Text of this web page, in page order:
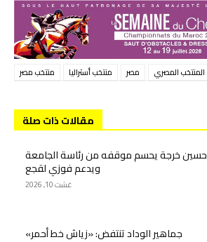
المنتخب المصري مصر منتخب أستراليا منتخب مصر
مقالات ذات صلة
حسين خرجة يحسم موقفه من رئاسة الجامعة
ويدعم فوزي لقجع
غشت 10, 2026
جماهير الوداد تنتفض: «زياش خط أحمر»